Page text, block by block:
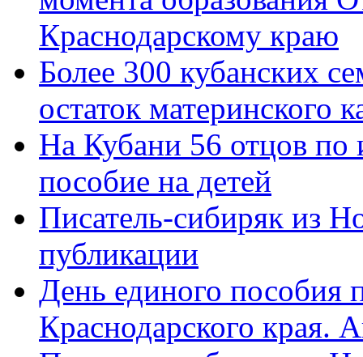
Краснодарскому краю
Более 300 кубанских
остаток материнского
На Кубани 56 отцов по
пособие на детей
Писатель-сибиряк из
публикации
День единого пособия
Краснодарского края.